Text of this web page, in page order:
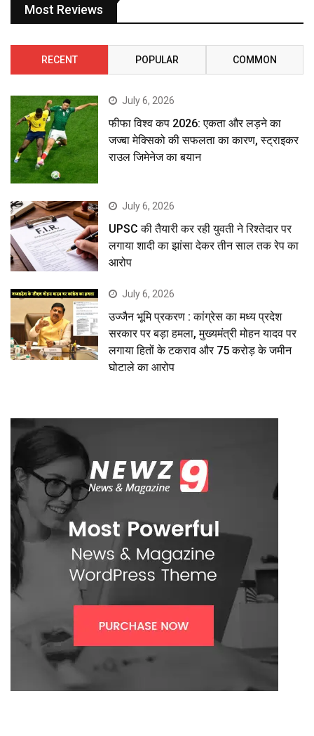
Most Reviews
RECENT POPULAR COMMON
July 6, 2026
फीफा विश्व कप 2026: एकता और लड़ने का
जज्बा मेक्सिको की सफलता का कारण, स्ट्राइकर
राउल जिमेनेज का बयान
July 6, 2026
UPSC की तैयारी कर रही युवती ने रिश्तेदार पर
लगाया शादी का झांसा देकर तीन साल तक रेप का
आरोप
July 6, 2026
उज्जैन भूमि प्रकरण : कांग्रेस का मध्य प्रदेश
सरकार पर बड़ा हमला, मुख्यमंत्री मोहन यादव पर
लगाया हितों के टकराव और 75 करोड़ के जमीन
घोटाले का आरोप